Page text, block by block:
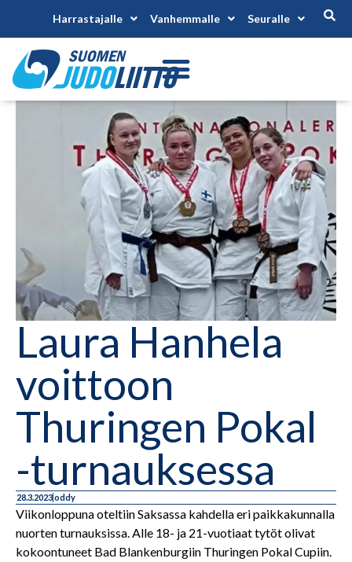
Harrastajalle Vanhemmalle Seuralle
Laura Hanhela
voittoon
Thuringen Pokal
-turnauksessa
28.3.2023oddy
Viikonloppuna oteltiin Saksassa kahdella eri paikkakunnalla
nuorten turnauksissa. Alle 18- ja 21-vuotiaat tytöt olivat
kokoontuneet Bad Blankenburgiin Thuringen Pokal Cupiin.